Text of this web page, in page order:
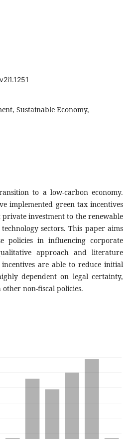
Sustainable Economy,
to a low-carbon economy.
implemented green tax incentives
investment to the renewable
sectors. This paper aims
policies in influencing corporate
approach and literature
are able to reduce initial
dependent on legal certainty,
non-fiscal policies.